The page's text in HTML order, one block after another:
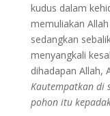
kudus dalam
memuliakan
sedangkan
menyangkali
dihadapan Allah,
Kautempatkan di
pohon itu